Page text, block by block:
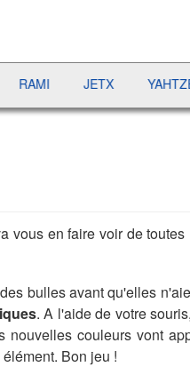
JETX YAHTZEE
vous en faire voir de
bulles avant qu'elles
. A l'aide de votre
couleurs vont
Bon jeu !